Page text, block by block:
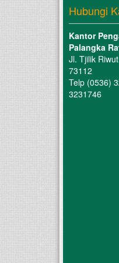
Hubungi
Kantor
Palangka
Jl. Tjilik
73112
Telp (0536)
3231746